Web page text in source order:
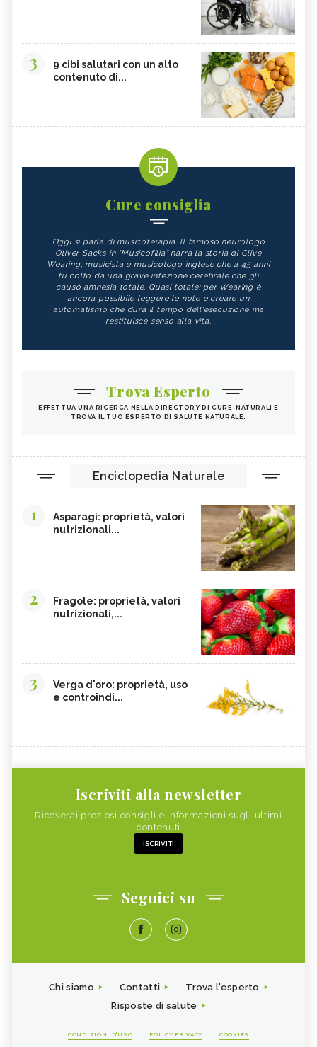
3
9 cibi salutari con un alto
contenuto di...
Cure consiglia
Oggi si parla di musicoterapia. Il famoso neurologo
Oliver Sacks in "Musicofilia" narra la storia di Clive
Wearing, musicista e musicologo inglese che a 45 anni
fu colto da una grave infezione cerebrale che gli
causò amnesia totale. Quasi totale: per Wearing è
ancora possibile leggere le note e creare un
automatismo che dura il tempo dell'esecuzione ma
restituisce senso alla vita.
Trova Esperto
EFFETTUA UNA RICERCA NELLA DIRECTORY DI CURE-NATURALI E
TROVA IL TUO ESPERTO DI SALUTE NATURALE.
Enciclopedia Naturale
1
Asparagi: proprietà, valori
nutrizionali...
2
Fragole: proprietà, valori
nutrizionali,...
3
Verga d'oro: proprietà, uso
e controindi...
Iscriviti alla newsletter
Riceverai preziosi consigli e informazioni sugli ultimi
contenuti
ISCRIVITI
Seguici su
Chi siamo Contatti
Trova l'esperto
Risposte di salute
CONDIZIONI D'USO POLICY PRIVACY COOKIES